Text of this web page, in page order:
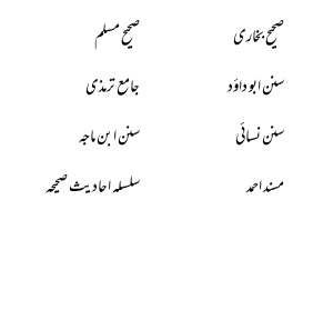
صحیح بخاری
صحیح مسلم
سنن ابو داؤد
جامع ترمذی
سنن نسائی
سنن ابن ماجہ
مسند احمد
سلسلہ احادیث صحیحہ